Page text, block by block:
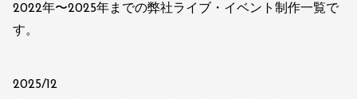
2022年〜2025年までの弊社ライブ・イベント制作一覧で
す。
2025/12